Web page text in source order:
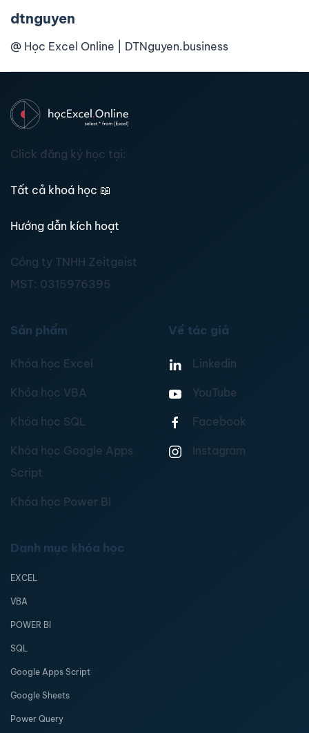
dtnguyen
@ Học Excel Online | DTNguyen.business
Click đăng ký học tại:
Tất cả khoá học 📖
Hướng dẫn kích hoạt
Công ty TNHH Zeitgeist
MST: 0315976395
Sản phẩm
Khóa học Excel
Khóa học VBA
Khóa học SQL
Khóa học Google Apps
Script
Khóa học Power BI
Về tác giả
Linkedin
YouTube
Facebook
Instagram
Danh mục khóa học
EXCEL
VBA
POWER BI
SQL
Google Apps Script
Google Sheets
Power Query